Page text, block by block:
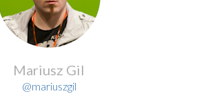
Mariusz Gil
@mariuszgil